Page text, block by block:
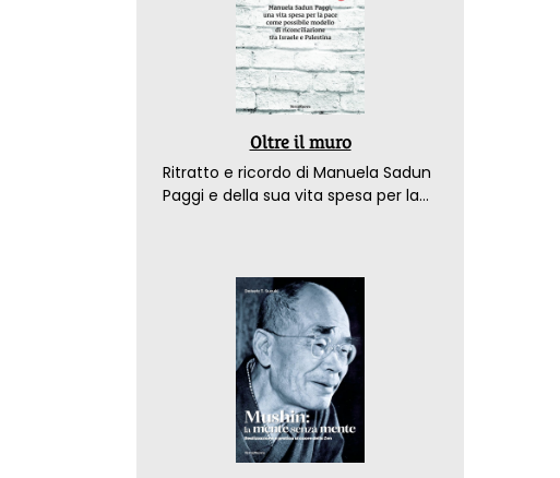
Oltre il muro
Ritratto e ricordo di Manuela Sadun
Paggi e della sua vita spesa per la